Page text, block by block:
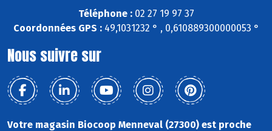
Téléphone :02 27 19 97 37
Coordonnées GPS :49,1031232 ° , 0,610889300000053 °
Nous suivre sur
Votre magasin Biocoop Menneval (27300) est proche